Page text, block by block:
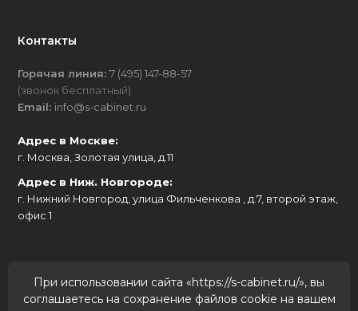
Контакты
Горячая линия:7 (495) 147-88-57
(звонок бесплатный)
Email: info@s-cabinet.ru
Адрес в Москве:
г. Москва, Золотая улица, д.11
Адрес в Ниж. Новгороде:
г. Нижний Новгород, улица Фильченкова , д.7, второй этаж,
офис 1
Мы в соц. сетях
При использовании сайта «https://s-cabinet.ru/», вы
соглашаетесь на сохранение файлов cookie на вашем